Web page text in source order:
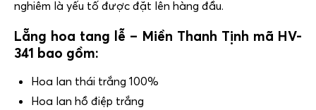
nghiêm là yếu tố được đặt lên hàng đầu.
Lẵng hoa tang lễ – Miền Thanh Tịnh mã HV-
341 bao gồm:
Hoa lan thái trắng 100%
Hoa lan hồ điệp trắng